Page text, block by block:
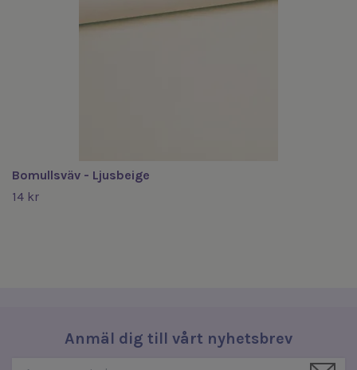
Bomullsväv - Ljusbeige
14 kr
Anmäl dig till vårt nyhetsbrev